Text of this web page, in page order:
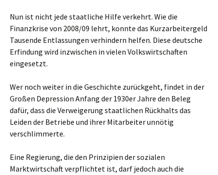
Nun ist nicht jede staatliche Hilfe verkehrt. Wie die
Finanzkrise von 2008/09 lehrt, konnte das Kurzarbeitergeld
Tausende Entlassungen verhindern helfen. Diese deutsche
Erfindung wird inzwischen in vielen Volkswirtschaften
eingesetzt.
Wer noch weiter in die Geschichte zurückgeht, findet in der
Großen Depression Anfang der 1930er Jahre den Beleg
dafür, dass die Verweigerung staatlichen Rückhalts das
Leiden der Betriebe und ihrer Mitarbeiter unnötig
verschlimmerte.
Eine Regierung, die den Prinzipien der sozialen
Marktwirtschaft verpflichtet ist, darf jedoch auch die